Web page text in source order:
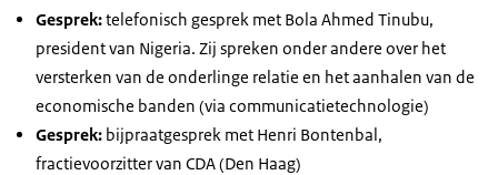
Gesprek:telefonisch gesprek met Bola Ahmed Tinubu,
president van Nigeria. Zij spreken onder andere over het
versterken van de onderlinge relatie en het aanhalen van de
economische banden (via communicatietechnologie)
Gesprek: bijpraatgesprek met Henri Bontenbal,
fractievoorzitter van CDA (Den Haag)